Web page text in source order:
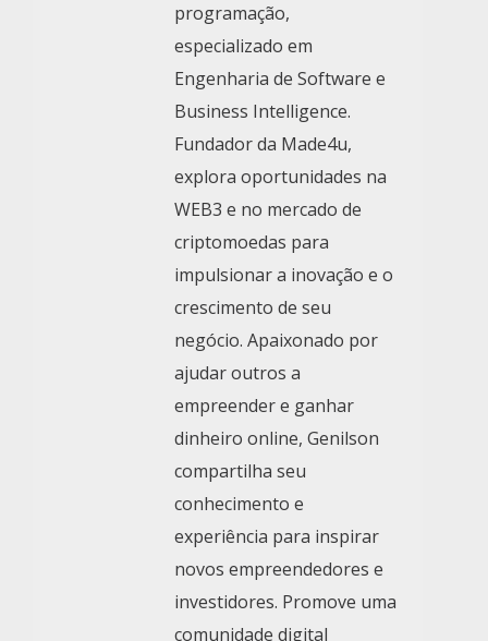
programação,
especializado em
Engenharia de Software e
Business Intelligence.
Fundador da Made4u,
explora oportunidades na
WEB3 e no mercado de
criptomoedas para
impulsionar a inovação e o
crescimento de seu
negócio. Apaixonado por
ajudar outros a
empreender e ganhar
dinheiro online, Genilson
compartilha seu
conhecimento e
experiência para inspirar
novos empreendedores e
investidores. Promove uma
comunidade digital